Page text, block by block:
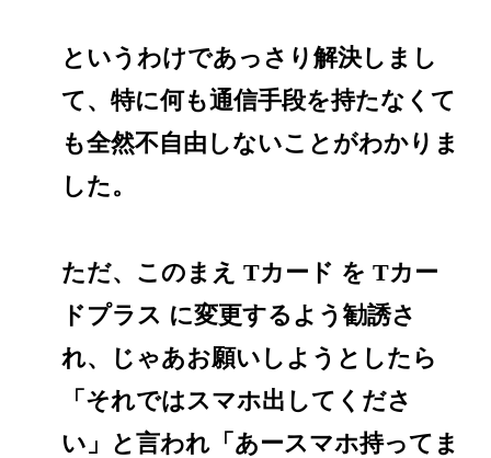
というわけであっさり解決しまし
て、特に何も通信手段を持たなくて
も全然不自由しないことがわかりま
した。
ただ、このまえ Tカード を Tカー
ドプラス に変更するよう勧誘さ
れ、じゃあお願いしようとしたら
「それではスマホ出してくださ
い」と言われ「あースマホ持ってま